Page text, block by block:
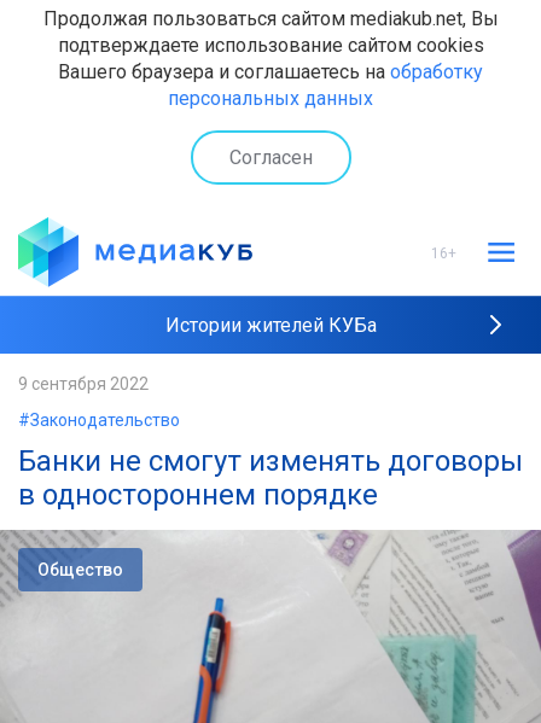
Продолжая пользоваться сайтом mediakub.net, Вы
подтверждаете использование сайтом cookies
Вашего браузера и соглашаетесь на обработку
персональных данных
Согласен
16+
Истории жителей КУБа
9 сентября 2022
#Законодательство
Банки не смогут изменять договоры
в одностороннем порядке
Общество